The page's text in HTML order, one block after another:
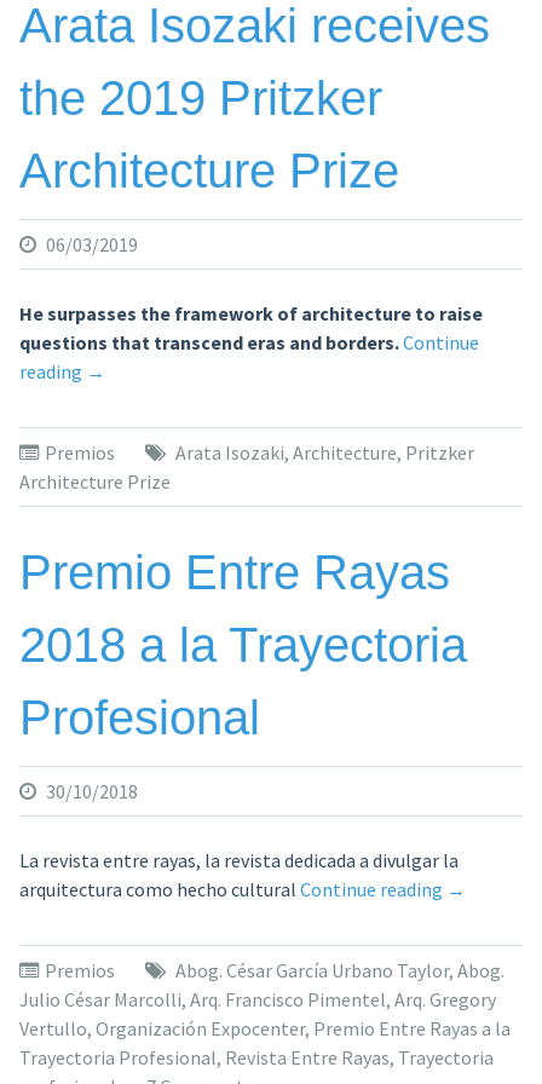
mejor
por
una
en
Arata Isozaki receives
the 2019 Pritzker
Architecture Prize
06/03/2019
He surpasses the framework of architecture to raise
questions that transcend eras and borders.Continue
reading «Arata
receives
the
2019
Prize»
→
Premios Arata Isozaki, Architecture, Pritzker
Architecture Prize
Premio Entre Rayas
2018 a la Trayectoria
Profesional
30/10/2018
La revista entre rayas, la revista dedicada a divulgar la
arquitectura como hecho cultural Continue reading «Premio
Rayas
2018
a
la
Trayectoria
→
Premios Abog. César García Urbano Taylor, Abog.
Julio César Marcolli, Arq. Francisco Pimentel, Arq. Gregory
Vertullo, Organización Expocenter, Premio Entre Rayas a la
Trayectoria Profesional, Revista Entre Rayas, Trayectoria